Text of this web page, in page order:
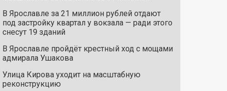
В Ярославле за 21 миллион рублей отдают
под застройку квартал у вокзала — ради этого
снесут 19 зданий
В Ярославле пройдёт крестный ход с мощами
адмирала Ушакова
Улица Кирова уходит на масштабную
реконструкцию